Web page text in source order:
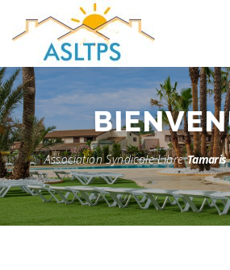
contenu
ACCUEIL NEWS ÉQUIPE
GALERIE DOCUMENTS
TRAVAUX ET PEINTURES
Association Syndicale LibreTamaris